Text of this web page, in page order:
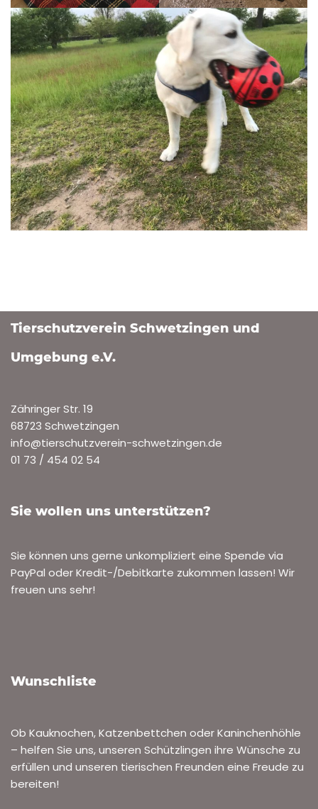
Tierschutzverein Schwetzingen und
Umgebung e.V.
Zähringer Str. 19
68723 Schwetzingen
info@tierschutzverein-schwetzingen.de
01 73 / 454 02 54
Sie wollen uns unterstützen?
Sie können uns gerne unkompliziert eine Spende via
PayPal oder Kredit-/Debitkarte zukommen lassen! Wir
freuen uns sehr!
Wunschliste
Ob Kauknochen, Katzenbettchen oder Kaninchenhöhle
– helfen Sie uns, unseren Schützlingen ihre Wünsche zu
erfüllen und unseren tierischen Freunden eine Freude zu
bereiten!